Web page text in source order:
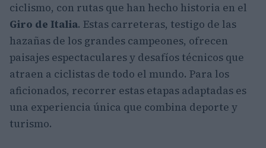
ciclismo, con rutas que han hecho historia en el
Giro de Italia. Estas carreteras, testigo de las
hazañas de los grandes campeones, ofrecen
paisajes espectaculares y desafíos técnicos que
atraen a ciclistas de todo el mundo. Para los
aficionados, recorrer estas etapas adaptadas es
una experiencia única que combina deporte y
turismo.